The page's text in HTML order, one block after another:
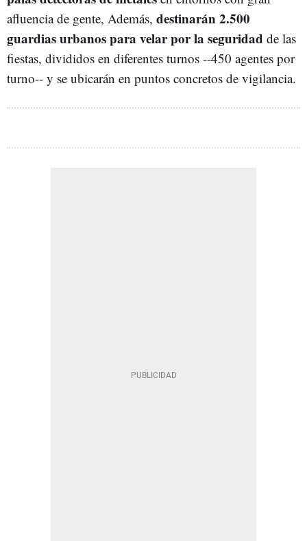
afluencia de gente, Además, destinarán 2.500
guardias urbanos para velar por la seguridad de las
fiestas, divididos en diferentes turnos --450 agentes por
turno-- y se ubicarán en puntos concretos de vigilancia.